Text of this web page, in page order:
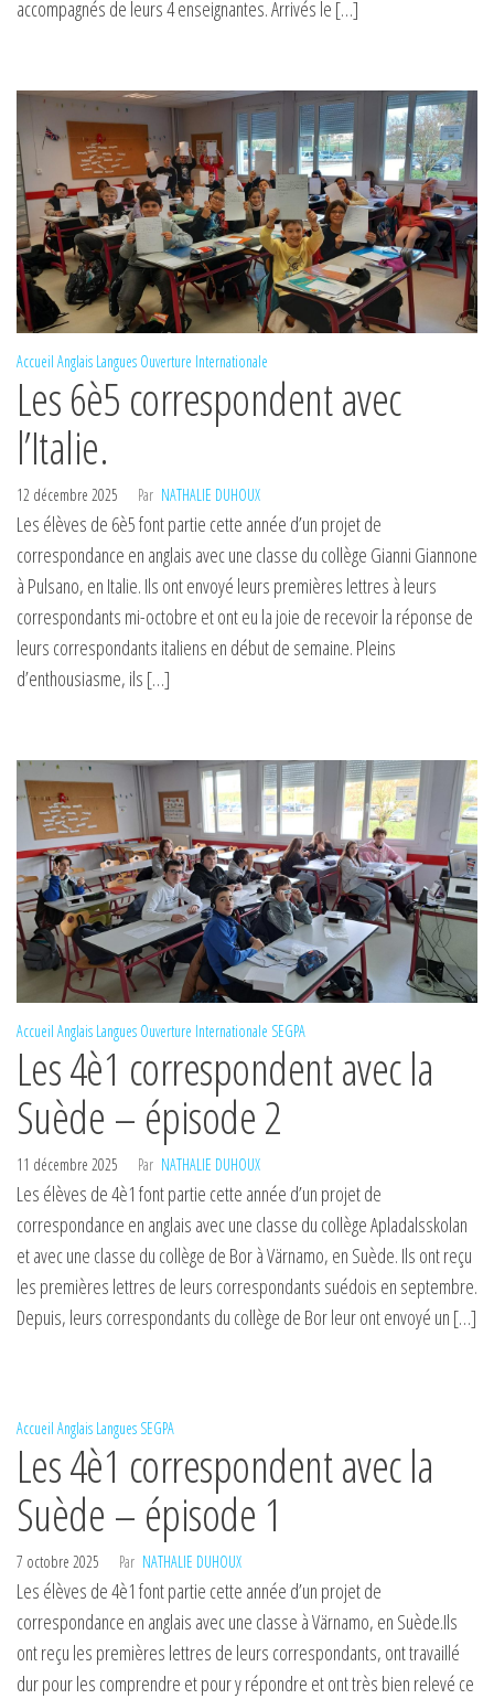
accompagnés de leurs 4 enseignantes. Arrivés le […]
Accueil Anglais Langues Ouverture Internationale
Les 6è5 correspondent avec
l’Italie.
12 décembre 2025 Par NATHALIE DUHOUX
Les élèves de 6è5 font partie cette année d’un projet de
correspondance en anglais avec une classe du collège Gianni Giannone
à Pulsano, en Italie. Ils ont envoyé leurs premières lettres à leurs
correspondants mi-octobre et ont eu la joie de recevoir la réponse de
leurs correspondants italiens en début de semaine. Pleins
d’enthousiasme, ils […]
Accueil Anglais Langues Ouverture Internationale SEGPA
Les 4è1 correspondent avec la
Suède – épisode 2
11 décembre 2025 Par NATHALIE DUHOUX
Les élèves de 4è1 font partie cette année d’un projet de
correspondance en anglais avec une classe du collège Apladalsskolan
et avec une classe du collège de Bor à Värnamo, en Suède. Ils ont reçu
les premières lettres de leurs correspondants suédois en septembre.
Depuis, leurs correspondants du collège de Bor leur ont envoyé un […]
Accueil Anglais Langues SEGPA
Les 4è1 correspondent avec la
Suède – épisode 1
7 octobre 2025 Par NATHALIE DUHOUX
Les élèves de 4è1 font partie cette année d’un projet de
correspondance en anglais avec une classe à Värnamo, en Suède.Ils
ont reçu les premières lettres de leurs correspondants, ont travaillé
dur pour les comprendre et pour y répondre et ont très bien relevé ce